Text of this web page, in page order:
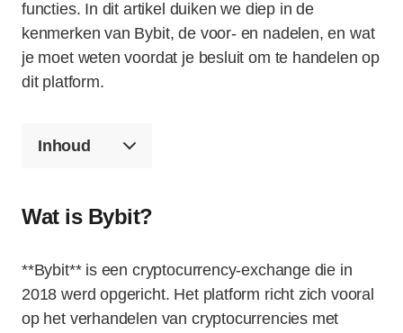
functies. In dit artikel duiken we diep in de
kenmerken van Bybit, de voor- en nadelen, en wat
je moet weten voordat je besluit om te handelen op
dit platform.
Inhoud
Wat is Bybit?
**Bybit** is een cryptocurrency-exchange die in
2018 werd opgericht. Het platform richt zich vooral
op het verhandelen van cryptocurrencies met